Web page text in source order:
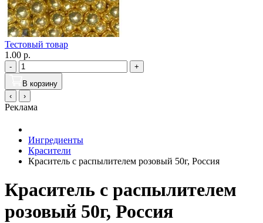
Тестовый товар
1.00 р.
-
+
В корзину
‹
›
Реклама
Ингредиенты
Красители
Краситель с распылителем розовый 50г, Россия
Краситель с распылителем
розовый 50г, Россия